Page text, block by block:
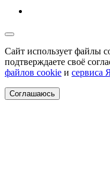
Сайт использует файлы
подтверждаете своё
файлов cookie и сервиса
Соглашаюсь